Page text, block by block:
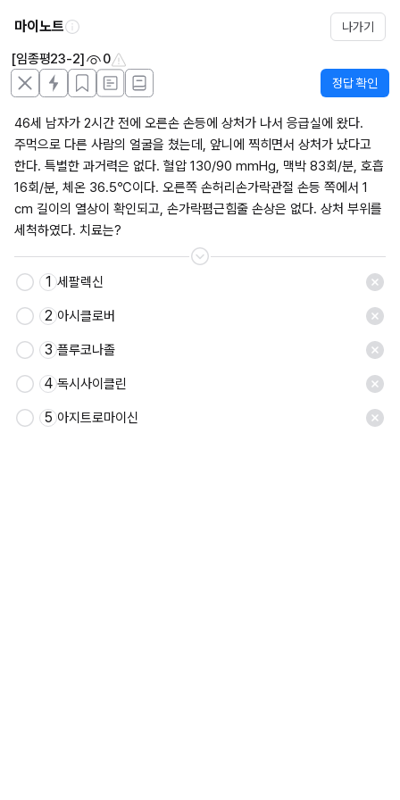
마이노트 나가기
[임종평23-2] 0
정답 확인
46세 남자가 2시간 전에 오른손 손등에 상처가 나서 응급실에 왔다.
주먹으로 다른 사람의 얼굴을 쳤는데, 앞니에 찍히면서 상처가 났다고
한다. 특별한 과거력은 없다. 혈압 130/90 mmHg, 맥박 83회/분, 호흡
16회/분, 체온 36.5℃이다. 오른쪽 손허리손가락관절 손등 쪽에서 1
cm 길이의 열상이 확인되고, 손가락폄근힘줄 손상은 없다. 상처 부위를
세척하였다. 치료는?
1 세팔렉신
2 아시클로버
3 플루코나졸
4 독시사이클린
5 아지트로마이신